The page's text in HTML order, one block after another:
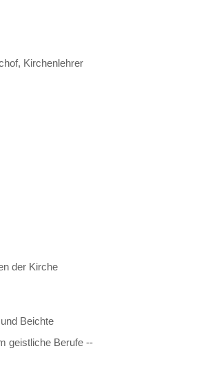
Kirchenlehrer
der Kirche
Beichte
geistliche Berufe --